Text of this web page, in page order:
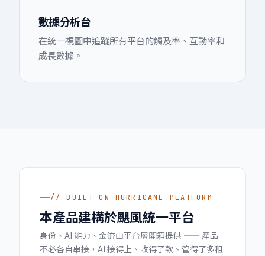
數據分析台
在統一視圖中追蹤所有平台的觸及率、互動率和
成長數據。
// BUILT ON HURRICANE PLATFORM
本產品建構於颶風統一平台
身份、AI 能力、金流由平台層開箱提供 —— 產品
不必各自串接，AI 接得上、收得了款、管得了多租